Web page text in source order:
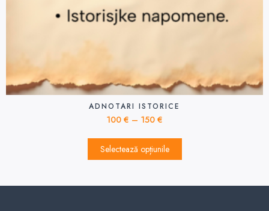
ADNOTARI ISTORICE
100 € – 150 €
Selectează opțiunile